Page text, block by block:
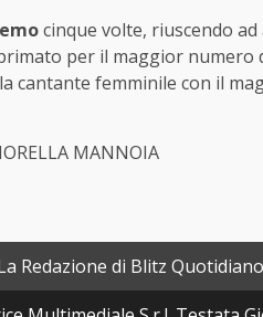
cinque volte, riuscendo
per il maggior numero
cantante femminile con il
MANNOIA
Redazione di Blitz Quotidiano